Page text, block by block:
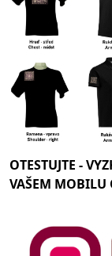
OTESTUJTE -
VAŠEM MOBILU